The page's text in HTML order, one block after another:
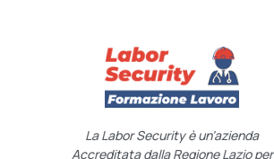
La Labor Security è un’azienda
Accreditata dalla Regione Lazio per